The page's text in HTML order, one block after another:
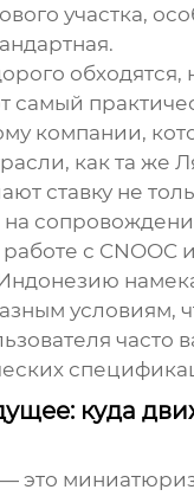
участка,
обходятся,
самый
компании,
как та же
ставку не
с CNOOC
условиям,
часто
куда
это